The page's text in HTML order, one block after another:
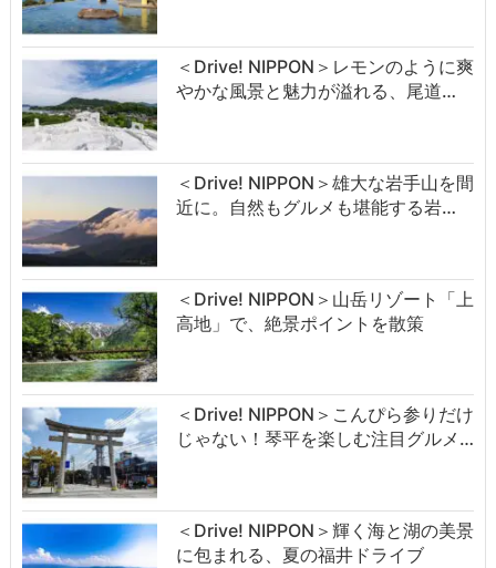
＜Drive! NIPPON＞レモンのように爽
やかな風景と魅力が溢れる、尾道…
＜Drive! NIPPON＞雄大な岩手山を間
近に。自然もグルメも堪能する岩…
＜Drive! NIPPON＞山岳リゾート「上
高地」で、絶景ポイントを散策
＜Drive! NIPPON＞こんぴら参りだけ
じゃない！琴平を楽しむ注目グルメ…
＜Drive! NIPPON＞輝く海と湖の美景
に包まれる、夏の福井ドライブ